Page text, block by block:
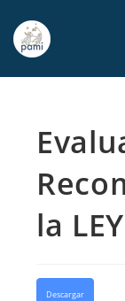
la
Descargar